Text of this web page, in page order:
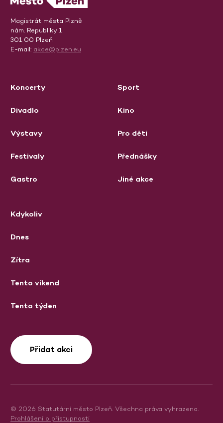
Magistrát města Plzně
nám. Republiky 1
301 00 Plzeň
E-mail: akce@plzen.eu
Koncerty
Divadlo
Výstavy
Festivaly
Gastro
Sport
Kino
Pro děti
Přednášky
Jiné akce
Kdykoliv
Dnes
Zítra
Tento víkend
Tento týden
Přidat akci
© 2026 Statutární město Plzeň. Všechna práva vyhrazena.
Prohlášení o přístupnosti